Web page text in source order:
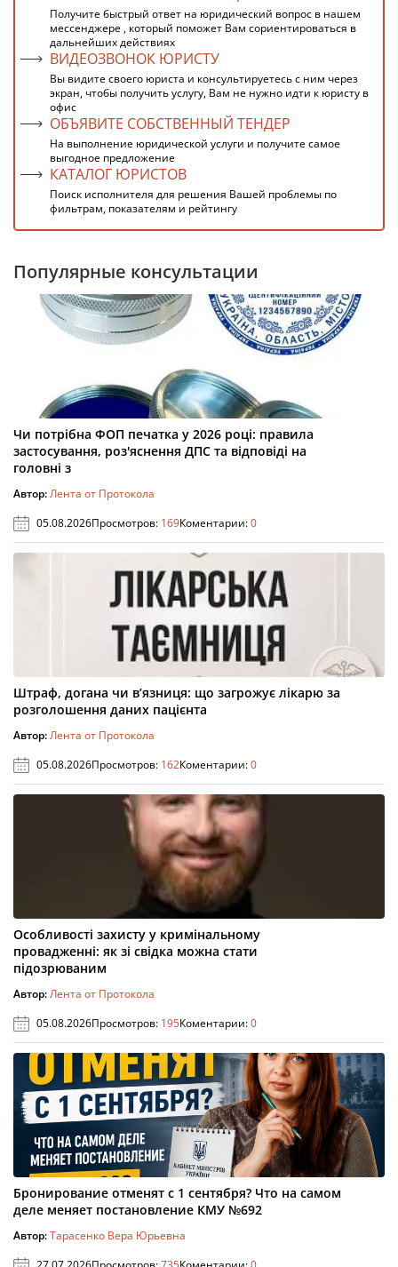
Получите быстрый ответ на юридический вопрос в нашем
мессенджере , который поможет Вам сориентироваться в
дальнейших действиях
ВИДЕОЗВОНОК ЮРИСТУ
Вы видите своего юриста и консультируетесь с ним через
экран, чтобы получить услугу, Вам не нужно идти к юристу в
офис
ОБЪЯВИТЕ СОБСТВЕННЫЙ ТЕНДЕР
На выполнение юридической услуги и получите самое
выгодное предложение
КАТАЛОГ ЮРИСТОВ
Поиск исполнителя для решения Вашей проблемы по
фильтрам, показателям и рейтингу
Популярные консультации
Чи потрібна ФОП печатка у 2026 році: правила
застосування, роз'яснення ДПС та відповіді на
головні з
Автор:Лента от Протокола
05.08.2026Просмотров: 169Коментарии:0
Штраф, догана чи в’язниця: що загрожує лікарю за
розголошення даних пацієнта
Автор:Лента от Протокола
05.08.2026Просмотров: 162Коментарии:0
Особливості захисту у кримінальному
провадженні: як зі свідка можна стати
підозрюваним
Автор:Лента от Протокола
05.08.2026Просмотров: 195Коментарии:0
Бронирование отменят с 1 сентября? Что на самом
деле меняет постановление КМУ №692
Автор:Тарасенко Вера Юрьевна